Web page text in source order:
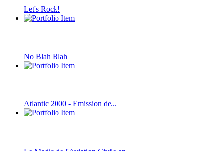
Let's Rock!
No Blah Blah
Atlantic 2000 - Emission de...